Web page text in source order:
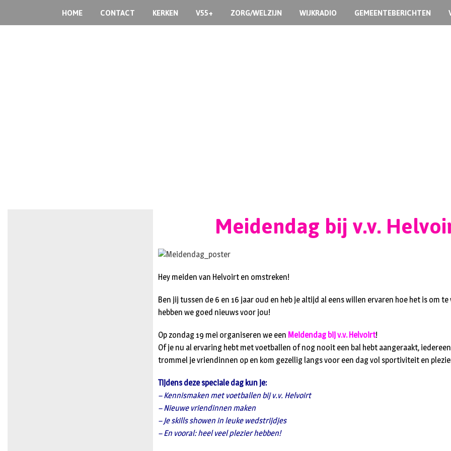
HOME CONTACT KERKEN V55+ ZORG/WELZIJN WIJKRADIO GEMEENTEBERICHTEN
Meidendag bij v.v.
Hey meiden van Helvoirt en omstreken!
Ben jij tussen de 6 en 16 jaar oud en heb je altijd al eens willen ervaren hoe het is om te
hebben we goed nieuws voor jou!
Op zondag 19 mei organiseren we een Meidendag bij v.v. Helvoirt!
Of je nu al ervaring hebt met voetballen of nog nooit een bal hebt aangeraakt,
trommel je vriendinnen op en kom gezellig langs voor een dag vol sportiviteit en
Tijdens deze speciale dag kun je:
– Kennismaken met voetballen bij v.v. Helvoirt
– Nieuwe vriendinnen maken
– Je skills showen in leuke wedstrijdjes
– En vooral: heel veel plezier hebben!